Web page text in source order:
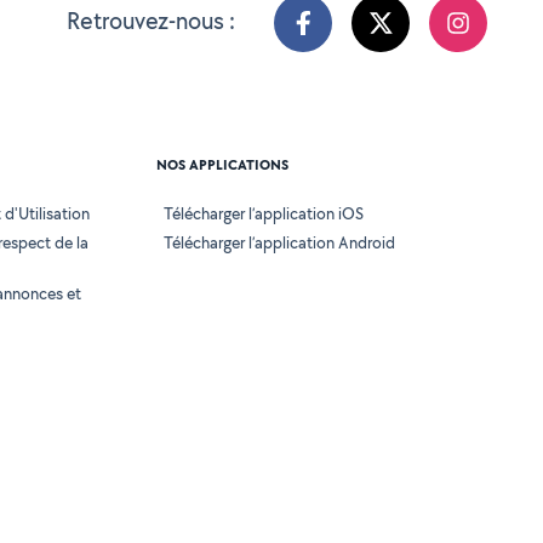
Retrouvez-nous :
d'Utilisation
de la
et
NOS APPLICATIONS
Télécharger l’application iOS
Télécharger l’application Android